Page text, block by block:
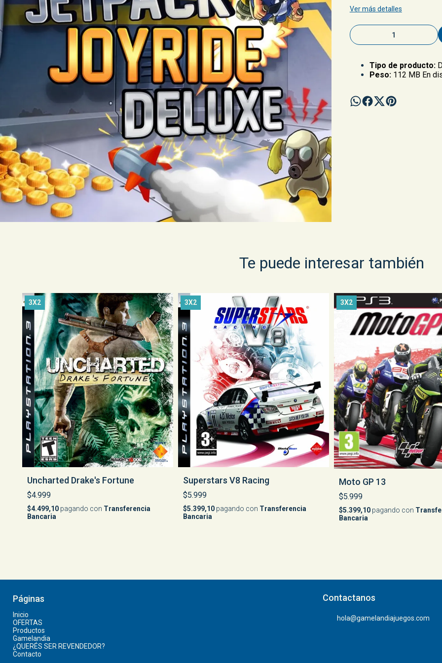
Ver más detalles
Tipo de producto:
Peso: 112 MB En
Te puede interesar también
3X2
Uncharted Drake's Fortune
$4.999
$4.499,10 pagando con Transferencia
Bancaria
3X2
Superstars V8 Racing
$5.999
$5.399,10 pagando con Transferencia
Bancaria
3X2
Moto GP 13
$5.999
$5.399,10 pagando con
Bancaria
Páginas
Inicio
OFERTAS
Productos
Gamelandia
¿QUERÉS SER REVENDEDOR?
Contacto
Contactanos
hola@gamelandiajuegos.com